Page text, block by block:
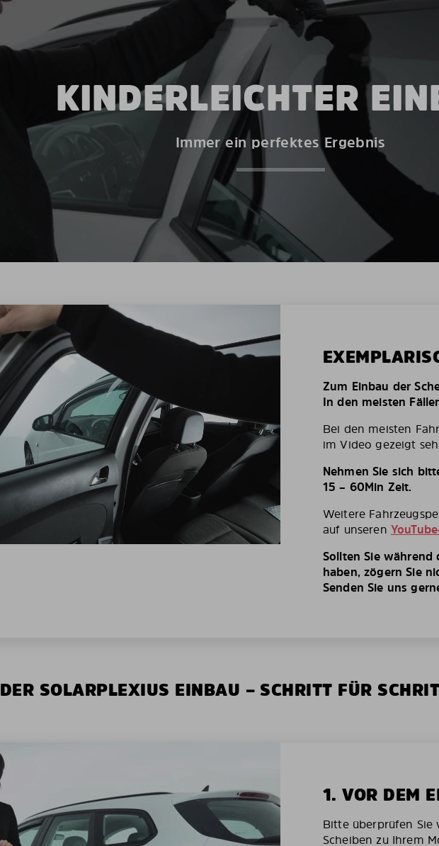
KINDERLEICHTER
Immer ein perfektes Ergebnis
Zum Einbau der
In den meisten
Bei den meisten
im Video gezeigt
Nehmen Sie sich
15 – 60Min Zeit.
Weitere
auf unseren
Sollten Sie während
haben, zögern Sie
Senden Sie uns
DER SOLARPLEXIUS EINBAU – SCHRITT FÜR
1. VOR DEM
Bitte überprüfen
Scheiben zu Ihrem